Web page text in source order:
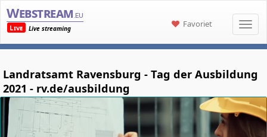
Webstream .eu
Live
Live streaming Favoriet
Landratsamt Ravensburg - Tag der Ausbildung
2021 - rv.de/ausbildung